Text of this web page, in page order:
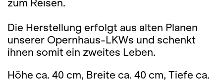
zum Reisen.
Die Herstellung erfolgt aus alten Planen
unserer Opernhaus-LKWs und schenkt
ihnen somit ein zweites Leben.
Höhe ca. 40 cm, Breite ca. 40 cm, Tiefe ca.